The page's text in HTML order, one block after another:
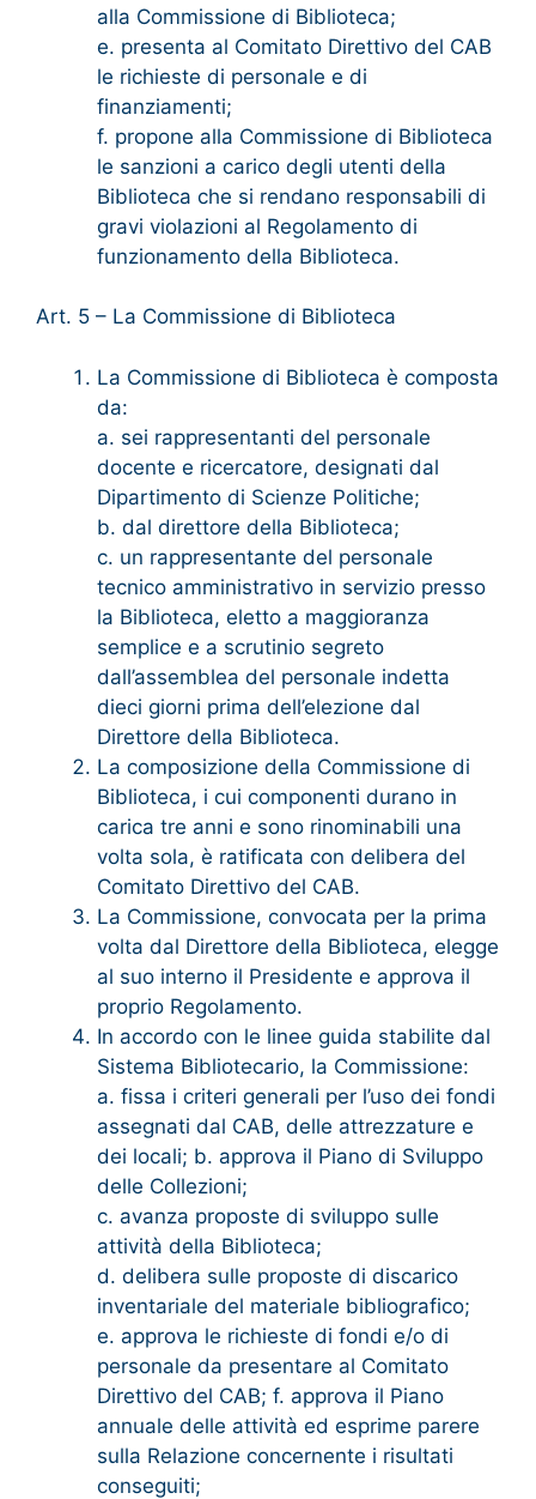
alla Commissione di Biblioteca;
e. presenta al Comitato Direttivo del CAB
le richieste di personale e di
finanziamenti;
f. propone alla Commissione di Biblioteca
le sanzioni a carico degli utenti della
Biblioteca che si rendano responsabili di
gravi violazioni al Regolamento di
funzionamento della Biblioteca.
Art. 5 – La Commissione di Biblioteca
La Commissione di Biblioteca è composta
da:
a. sei rappresentanti del personale
docente e ricercatore, designati dal
Dipartimento di Scienze Politiche;
b. dal direttore della Biblioteca;
c. un rappresentante del personale
tecnico amministrativo in servizio presso
la Biblioteca, eletto a maggioranza
semplice e a scrutinio segreto
dall’assemblea del personale indetta
dieci giorni prima dell’elezione dal
Direttore della Biblioteca.
La composizione della Commissione di
Biblioteca, i cui componenti durano in
carica tre anni e sono rinominabili una
volta sola, è ratificata con delibera del
Comitato Direttivo del CAB.
La Commissione, convocata per la prima
volta dal Direttore della Biblioteca, elegge
al suo interno il Presidente e approva il
proprio Regolamento.
In accordo con le linee guida stabilite dal
Sistema Bibliotecario, la Commissione:
a. fissa i criteri generali per l’uso dei fondi
assegnati dal CAB, delle attrezzature e
dei locali; b. approva il Piano di Sviluppo
delle Collezioni;
c. avanza proposte di sviluppo sulle
attività della Biblioteca;
d. delibera sulle proposte di discarico
inventariale del materiale bibliografico;
e. approva le richieste di fondi e/o di
personale da presentare al Comitato
Direttivo del CAB; f. approva il Piano
annuale delle attività ed esprime parere
sulla Relazione concernente i risultati
conseguiti;